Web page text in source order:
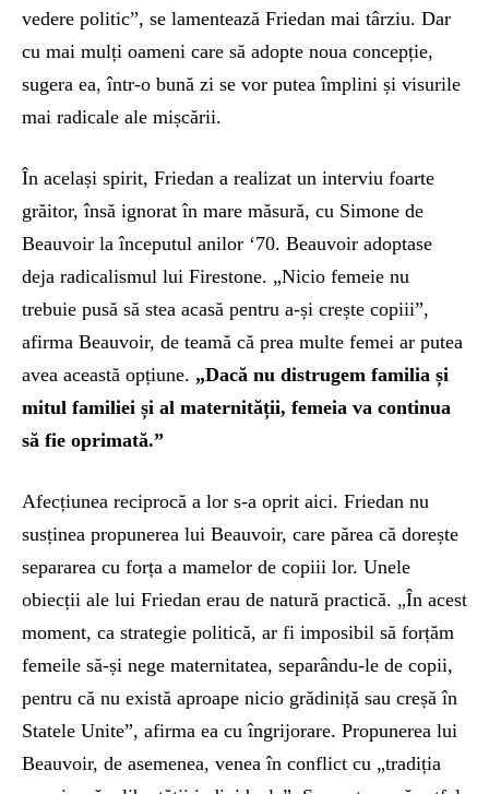
vedere politic”, se lamentează Friedan mai târziu. Dar
cu mai mulți oameni care să adopte noua concepție,
sugera ea, într-o bună zi se vor putea împlini și visurile
mai radicale ale mișcării.
În același spirit, Friedan a realizat un interviu foarte
grăitor, însă ignorat în mare măsură, cu Simone de
Beauvoir la începutul anilor ‘70. Beauvoir adoptase
deja radicalismul lui Firestone. „Nicio femeie nu
trebuie pusă să stea acasă pentru a-și crește copiii”,
afirma Beauvoir, de teamă că prea multe femei ar putea
avea această opțiune. „Dacă nu distrugem familia și
mitul familiei și al maternității, femeia va continua
să fie oprimată.”
Afecțiunea reciprocă a lor s-a oprit aici. Friedan nu
susținea propunerea lui Beauvoir, care părea că dorește
separarea cu forța a mamelor de copiii lor. Unele
obiecții ale lui Friedan erau de natură practică. „În acest
moment, ca strategie politică, ar fi imposibil să forțăm
femeile să-și nege maternitatea, separându-le de copii,
pentru că nu există aproape nicio grădiniță sau creșă în
Statele Unite”, afirma ea cu îngrijorare. Propunerea lui
Beauvoir, de asemenea, venea în conflict cu „tradiția